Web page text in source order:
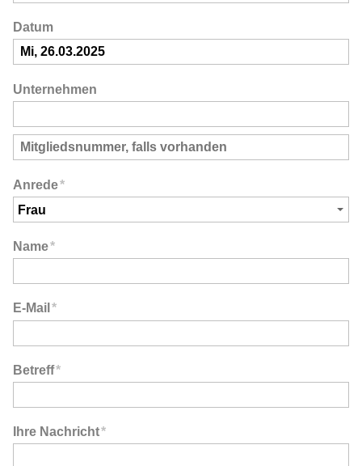
Datum
Unternehmen
Anrede*
Name*
E-Mail *
Betreff*
Ihre Nachricht*